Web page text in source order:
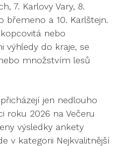
7. Karlovy Vary, 8.
břemeno a 10. Karlštejn.
nebo
výhledy do kraje, se
množstvím lesů
jen nedlouho
roku 2026 na Večeru
výsledky ankety
v kategorii Nejkvalitnější